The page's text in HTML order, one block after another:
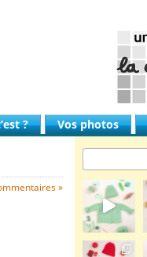
? Vos photos
»